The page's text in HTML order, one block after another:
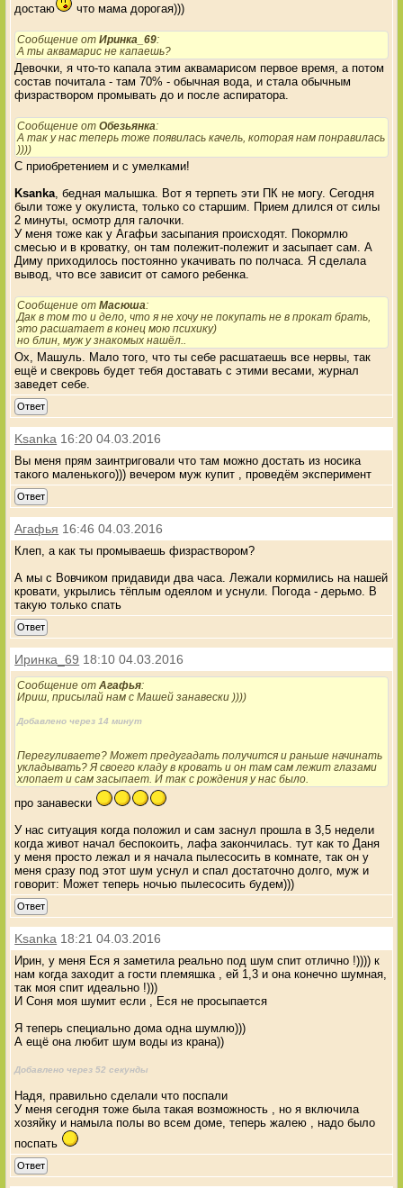
достаю
что мама дорогая)))
Сообщение отИринка_69:
А ты аквамарис не капаешь?
Девочки, я что-то капала этим аквамарисом первое время, а потом
состав почитала - там 70% - обычная вода, и стала обычным
физраствором промывать до и после аспиратора.
Сообщение отОбезьянка:
А так у нас теперь тоже появилась качель, которая нам понравилась
))))
С приобретением и с умелками!
Ksanka , бедная малышка. Вот я терпеть эти ПК не могу. Сегодня
были тоже у окулиста, только со старшим. Прием длился от силы
2 минуты, осмотр для галочки.
У меня тоже как у Агафьи засыпания происходят. Покормлю
смесью и в кроватку, он там полежит-полежит и засыпает сам. А
Диму приходилось постоянно укачивать по полчаса. Я сделала
вывод, что все зависит от самого ребенка.
Сообщение отМасюша:
Дак в том то и дело, что я не хочу не покупать не в прокат брать,
это расшатает в конец мою психику)
но блин, муж у знакомых нашёл..
Ох, Машуль. Мало того, что ты себе расшатаешь все нервы, так
ещё и свекровь будет тебя доставать с этими весами, журнал
заведет себе.
Ответ
Ksanka 16:20 04.03.2016
Вы меня прям заинтриговали что там можно достать из носика
такого маленького))) вечером муж купит , проведём эксперимент
Ответ
Агафья 16:46 04.03.2016
Клеп, а как ты промываешь физраствором?
А мы с Вовчиком придавиди два часа. Лежали кормились на нашей
кровати, укрылись тёплым одеялом и уснули. Погода - дерьмо. В
такую только спать
Ответ
Иринка_69 18:10 04.03.2016
Сообщение от Агафья:
Ириш, присылай нам с Машей занавески ))))
Добавлено через 14 минут
Перегуливаете? Может предугадать получится и раньше начинать
укладывать? Я своего кладу в кровать и он там сам лежит глазами
хлопает и сам засыпает. И так с рождения у нас было.
про занавески
У нас ситуация когда положил и сам заснул прошла в 3,5 недели
когда живот начал беспокоить, лафа закончилась. тут как то Даня
у меня просто лежал и я начала пылесосить в комнате, так он у
меня сразу под этот шум уснул и спал достаточно долго, муж и
говорит: Может теперь ночью пылесосить будем)))
Ответ
Ksanka 18:21 04.03.2016
Ирин, у меня Еся я заметила реально под шум спит отлично !)))) к
нам когда заходит а гости племяшка , ей 1,3 и она конечно шумная,
так моя спит идеально !)))
И Соня моя шумит если , Еся не просыпается
Я теперь специально дома одна шумлю)))
А ещё она любит шум воды из крана))
Добавлено через 52 секунды
Надя, правильно сделали что поспали
У меня сегодня тоже была такая возможность , но я включила
хозяйку и намыла полы во всем доме, теперь жалею , надо было
поспать
Ответ